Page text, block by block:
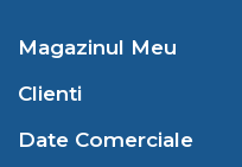
Magazinul Meu
Clienti
Date Comerciale